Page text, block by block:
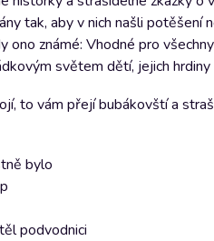
tak, aby v nich našli potěšení
ono známé: Vhodné pro
světem dětí, jejich
to vám přejí bubákovští a
bylo
podvodnici